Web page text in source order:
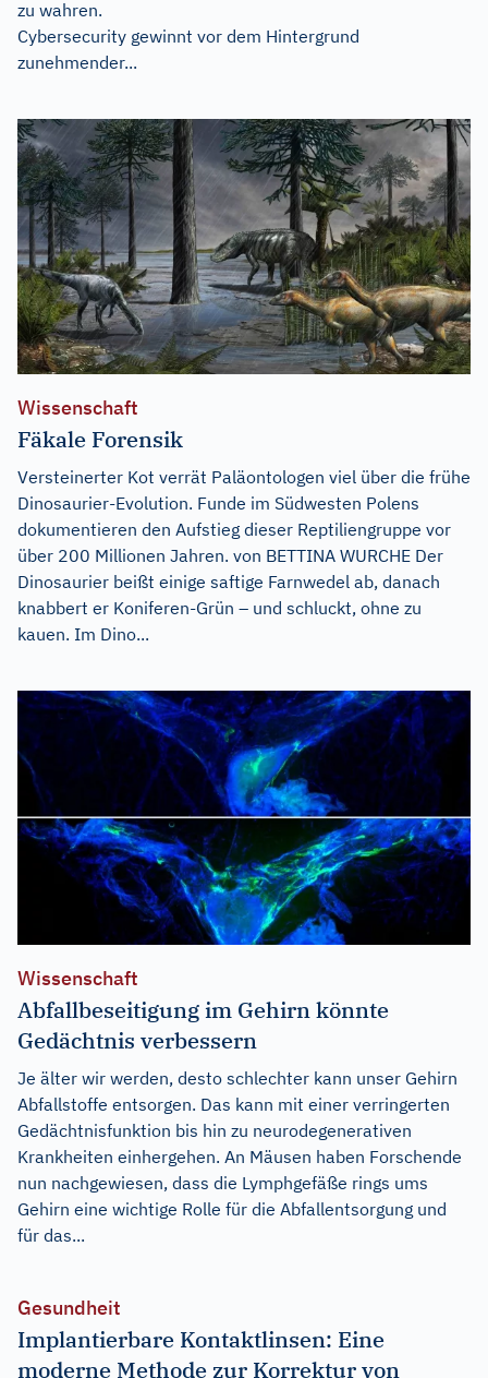
zu wahren.
Cybersecurity gewinnt vor dem Hintergrund
zunehmender...
Wissenschaft
Fäkale Forensik
Versteinerter Kot verrät Paläontologen viel über die frühe
Dinosaurier-Evolution. Funde im Südwesten Polens
dokumentieren den Aufstieg dieser Reptiliengruppe vor
über 200 Millionen Jahren. von BETTINA WURCHE Der
Dinosaurier beißt einige saftige Farnwedel ab, danach
knabbert er Koniferen-Grün – und schluckt, ohne zu
kauen. Im Dino...
Wissenschaft
Abfallbeseitigung im Gehirn könnte
Gedächtnis verbessern
Je älter wir werden, desto schlechter kann unser Gehirn
Abfallstoffe entsorgen. Das kann mit einer verringerten
Gedächtnisfunktion bis hin zu neurodegenerativen
Krankheiten einhergehen. An Mäusen haben Forschende
nun nachgewiesen, dass die Lymphgefäße rings ums
Gehirn eine wichtige Rolle für die Abfallentsorgung und
für das...
Gesundheit
Implantierbare Kontaktlinsen: Eine
moderne Methode zur Korrektur von